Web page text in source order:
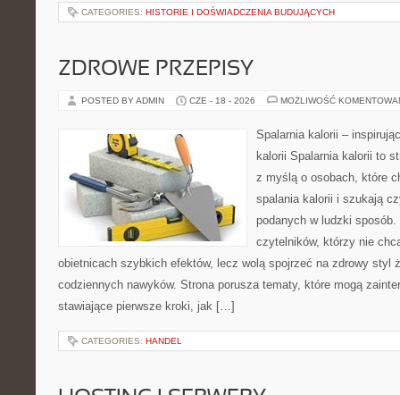
CATEGORIES: HISTORIE I DOŚWIADCZENIA BUDUJĄCYCH
ZDROWE PRZEPISY
POSTED BY ADMIN CZE - 18 - 2026 MOŻLIWOŚĆ
Spalarnia kalorii –
kalorii Spalarnia kalorii to
z myślą o osobach, które
spalania kalorii i szukają
podanych w ludzki sposób.
czytelników, którzy nie
obietnicach szybkich efektów, lecz wolą spojrzeć na zdrowy styl
codziennych nawyków. Strona porusza tematy, które mogą
stawiające pierwsze kroki, jak […]
CATEGORIES: HANDEL